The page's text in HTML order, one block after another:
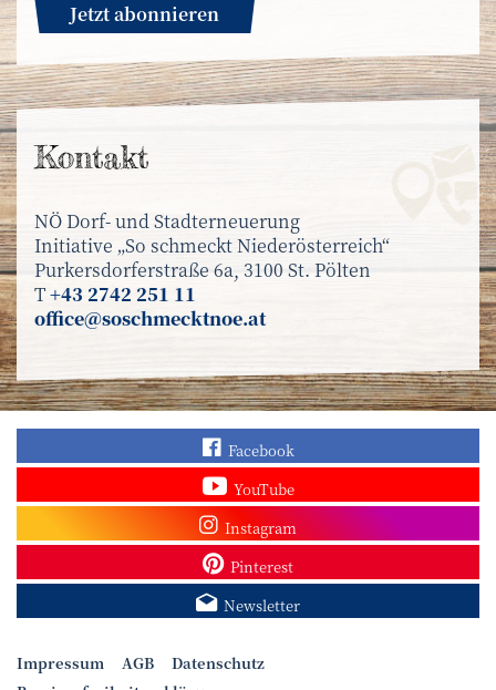
Jetzt abonnieren
Kontakt
NÖ Dorf- und Stadterneuerung
Initiative „So schmeckt Niederösterreich“
Purkersdorferstraße 6a, 3100 St. Pölten
T+43 2742 251 11
office@soschmecktnoe.at
Finden Sie „So
Facebook
Sehen Sie mehr
YouTube
Besuchen Sie unser
Instagram
Sieh dir unsere Pins
Pinterest
Melden Sie sich zum
Newsletter
Impressum AGB
Datenschutz